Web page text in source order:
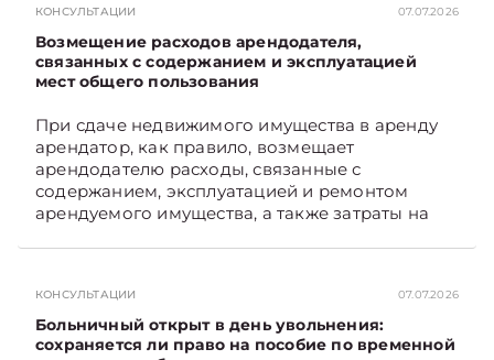
КОНСУЛЬТАЦИИ 07.07.2026
Возмещение расходов арендодателя,
связанных с содержанием и эксплуатацией
мест общего пользования
При сдаче недвижимого имущества в аренду
арендатор, как правило, возмещает
арендодателю расходы, связанные с
содержанием, эксплуатацией и ремонтом
арендуемого имущества, а также затраты на
связанных с содержанием и эксплуатацией
мест общего пользования, в частности –
контрольно-­пропускного пункта? Рассмотрим
КОНСУЛЬТАЦИИ 07.07.2026
Больничный открыт в день увольнения:
сохраняется ли право на пособие по временной